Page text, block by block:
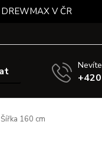
V ČR
Šířka 160 cm